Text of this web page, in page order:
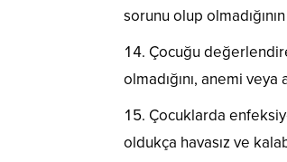
sorunu olup
Çocuğu
olmadığını, anemi
Çocuklarda
oldukça havasız ve